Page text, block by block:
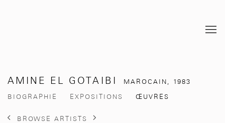
AMINE EL GOTAIBI MAROCAIN, 1983
BIOGRAPHIE
EXPOSITIONS ŒUVRES
BROWSE ARTISTS